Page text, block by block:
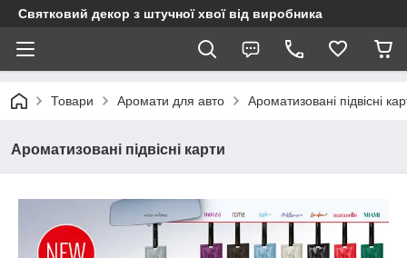
Святковий декор з штучної хвої від виробника
Товари Аромати для авто Ароматизовані підвісні
Ароматизовані підвісні карти